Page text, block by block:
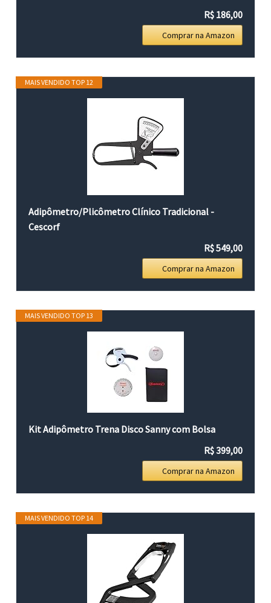
R$ 186,00
Comprar na Amazon
MAIS VENDIDO TOP 12
Adipômetro/Plicômetro Clínico Tradicional -
Cescorf
R$ 549,00
Comprar na Amazon
MAIS VENDIDO TOP 13
Kit Adipômetro Trena Disco Sanny com Bolsa
R$ 399,00
Comprar na Amazon
MAIS VENDIDO TOP 14